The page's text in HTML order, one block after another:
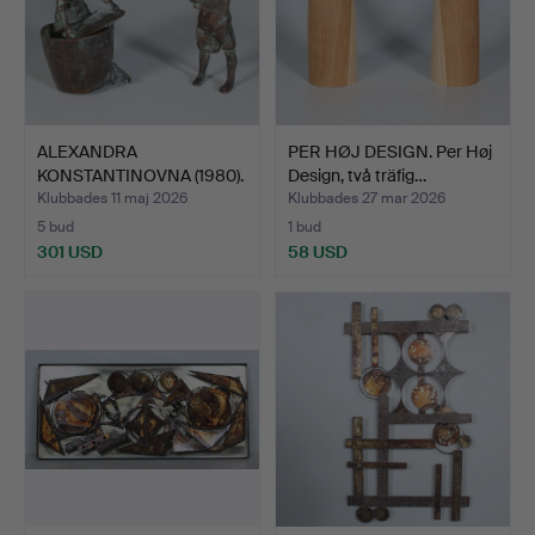
ALEXANDRA
KONSTANTINOVNA (1980).
Två brons…
Klubbades 11 maj 2026
5 bud
301 USD
PER HØJ DESIGN. Per Høj
Design, två träfig…
Klubbades 27 mar 2026
1 bud
58 USD